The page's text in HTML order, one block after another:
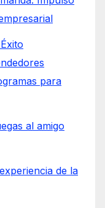
para
al amigo
de la